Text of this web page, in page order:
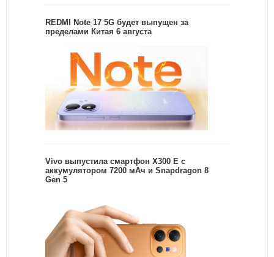
REDMI Note 17 5G будет выпущен за
пределами Китая 6 августа
Vivo выпустила смартфон X300 E с
аккумулятором 7200 мАч и Snapdragon 8
Gen 5